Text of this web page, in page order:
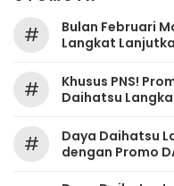
#
Bulan Februari
Langkat
#
Khusus PNS!
Daihatsu
#
Daya Daihatsu
dengan Promo